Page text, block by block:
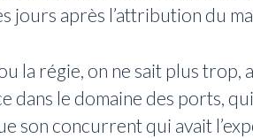
jours après l’attribution du
la régie, on ne sait plus trop,
dans le domaine des ports,
son concurrent qui avait